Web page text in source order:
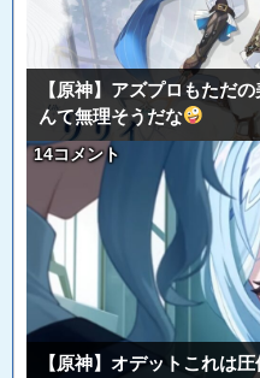
【原神】アズプロもただ
んて無理そうだな
14コメント
【原神】オデットこれは